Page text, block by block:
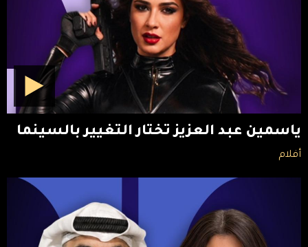
ياسمين عبد العزيز تختار التغيير بالسينما
أفلام